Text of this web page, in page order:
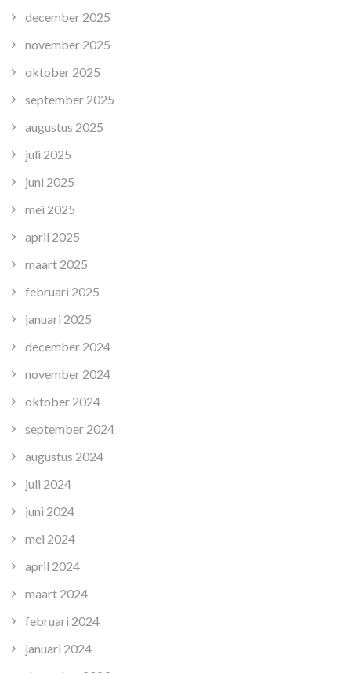
december 2025
november 2025
oktober 2025
september 2025
augustus 2025
juli 2025
juni 2025
mei 2025
april 2025
maart 2025
februari 2025
januari 2025
december 2024
november 2024
oktober 2024
september 2024
augustus 2024
juli 2024
juni 2024
mei 2024
april 2024
maart 2024
februari 2024
januari 2024